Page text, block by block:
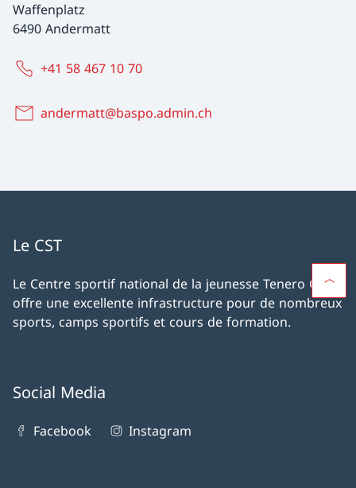
Waffenplatz
6490 Andermatt
+41 58 467 10 70
andermatt@baspo.admin.ch
Le CST
Le Centre sportif national de la jeunesse Tenero CST
offre une excellente infrastructure pour de nombreux
sports, camps sportifs et cours de formation.
Social Media
Facebook Instagram